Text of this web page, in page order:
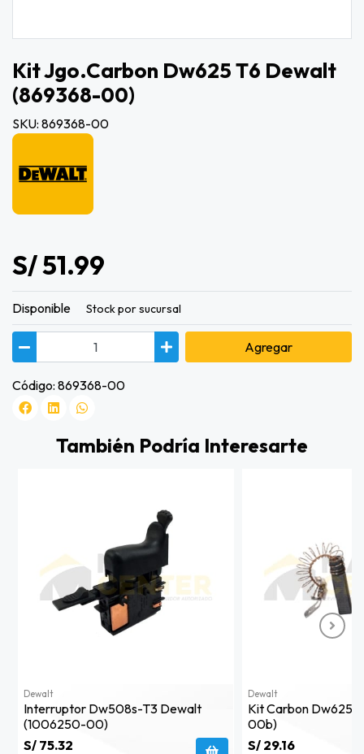
Kit Jgo.carbon Dw625 T6 Dewalt
(869368-00)
SKU: 869368-00
S/ 51.99
Disponible Stock por sucursal
Agregar
Código: 869368-00
También Podría Interesarte
Dewalt
Interruptor Dw508s-T3 Dewalt
(1006250-00)
S/ 75.32
Dewalt
Kit Carbon Dw625
00b)
S/ 29.16